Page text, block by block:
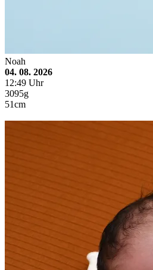
Noah
04. 08. 2026
12:49 Uhr
3095g
51cm